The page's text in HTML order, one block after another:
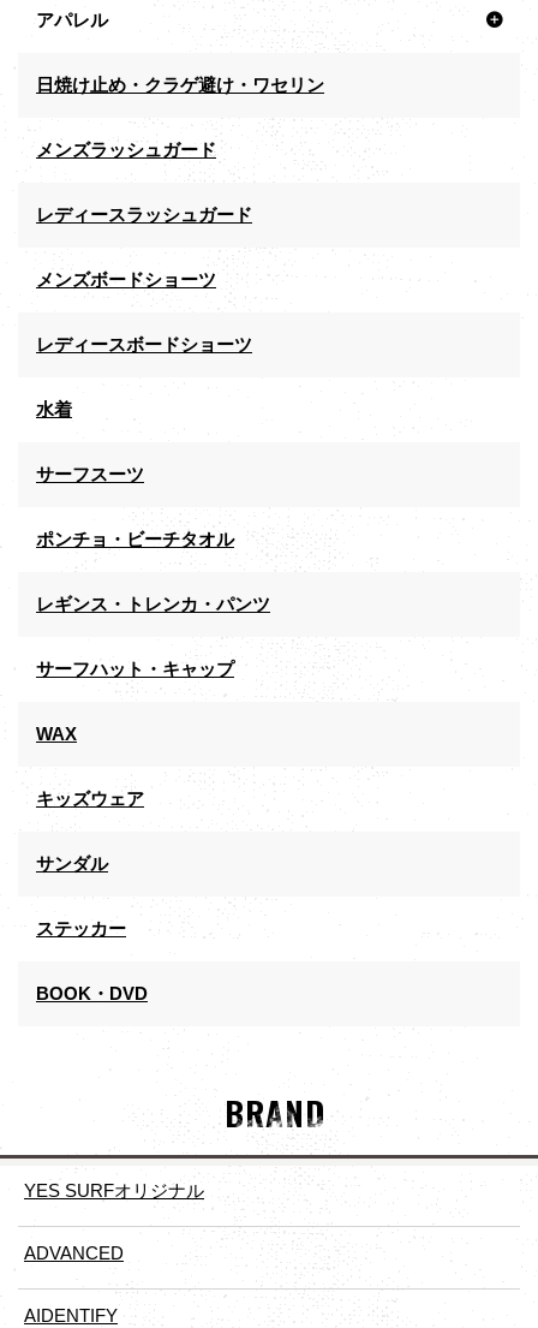
アパレル
日焼け止め・クラゲ避け・ワセリン
メンズラッシュガード
レディースラッシュガード
メンズボードショーツ
レディースボードショーツ
水着
サーフスーツ
ポンチョ・ビーチタオル
レギンス・トレンカ・パンツ
サーフハット・キャップ
WAX
キッズウェア
サンダル
ステッカー
BOOK・DVD
BRAND
YES SURFオリジナル
ADVANCED
AIDENTIFY